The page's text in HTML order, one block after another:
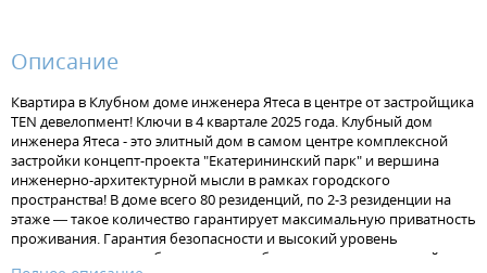
Описание
Квартира в Клубном доме инженера Ятеса в центре от застройщика
TEN девелопмент! Ключи в 4 квартале 2025 года. Клубный дом
инженера Ятеса - это элитный дом в самом центре комплексной
застройки концепт-проекта "Екатерининский парк" и вершина
инженерно-архитектурной мысли в рамках городского
пространства! В доме всего 80 резиденций, по 2-3 резиденции на
этаже — такое количество гарантирует максимальную приватность
проживания. Гарантия безопасности и высокий уровень
приватности также обеспечиваются благодаря двухуровневой